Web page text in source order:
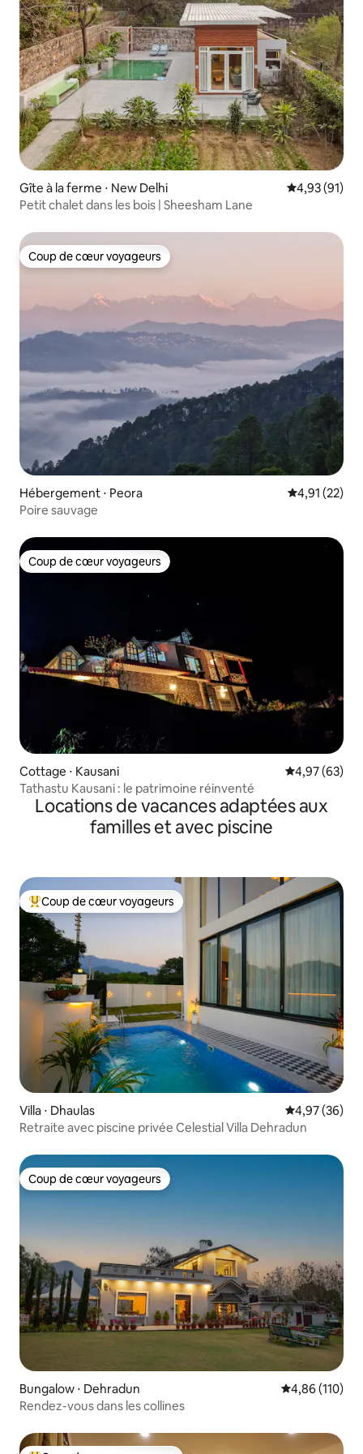
Gîte à la ferme ⋅ New Delhi Évaluation
4,93 (91)
Petit chalet dans les bois | Sheesham Lane
Coup de cœur voyageurs
Coup de cœur voyageurs
Hébergement ⋅ Peora Évaluation
4,91 (22)
Poire sauvage
Coup de cœur voyageurs
Coup de cœur voyageurs
Cottage ⋅ Kausani Évaluation
4,97 (63)
Tathastu Kausani : le patrimoine réinventé
Locations de vacances adaptées aux
familles et avec piscine
Coups de cœur voyageurs les plus appréciés
Coup de cœur voyageurs
Villa ⋅ Dhaulas Évaluation
4,97 (36)
Retraite avec piscine privée Celestial Villa Dehradun
Coup de cœur voyageurs
Coup de cœur voyageurs
Bungalow ⋅ Dehradun Évaluation
4,86 (110)
Rendez-vous dans les collines